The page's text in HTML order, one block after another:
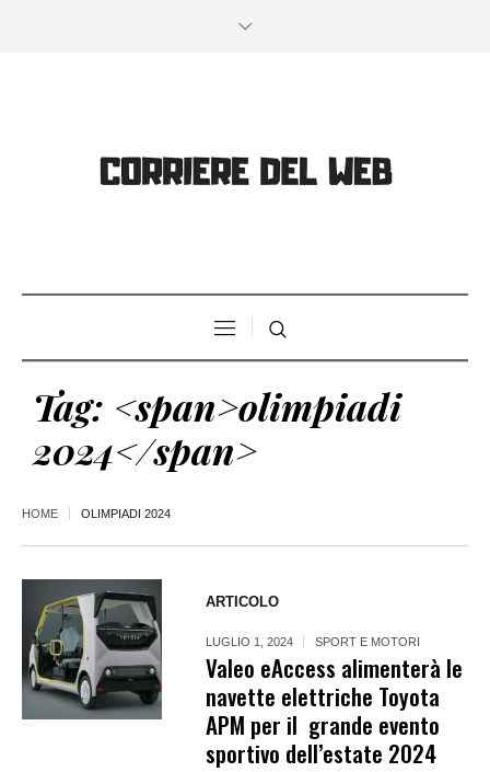
Tag: <span>olimpiadi
2024</span>
HOME OLIMPIADI 2024
ARTICOLO
LUGLIO 1, 2024 SPORT E MOTORI
Valeo eAccess alimenterà le
navette elettriche Toyota
APM per il grande evento
sportivo dell’estate 2024